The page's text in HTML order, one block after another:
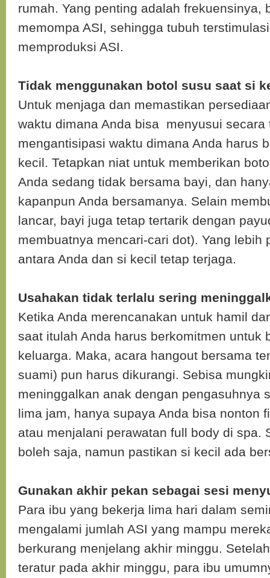
rumah. Yang penting adalah frekuensinya,
memompa ASI, sehingga tubuh
memproduksi ASI.
Tidak menggunakan botol susu saat si
Untuk menjaga dan memastikan
waktu dimana Anda bisa menyusui secara
mengantisipasi waktu dimana Anda harus
kecil. Tetapkan niat untuk memberikan
Anda sedang tidak bersama bayi, dan
kapanpun Anda bersamanya. Selain
lancar, bayi juga tetap tertarik dengan
membuatnya mencari-cari dot). Yang lebih
antara Anda dan si kecil tetap terjaga.
Usahakan tidak terlalu sering
Ketika Anda merencanakan untuk hamil
saat itulah Anda harus berkomitmen untuk
keluarga. Maka, acara hangout bersama
suami) pun harus dikurangi. Sebisa
meninggalkan anak dengan pengasuhnya
lima jam, hanya supaya Anda bisa nonton
atau menjalani perawatan full body di spa.
boleh saja, namun pastikan si kecil ada
Gunakan akhir pekan sebagai sesi
Para ibu yang bekerja lima hari dalam
mengalami jumlah ASI yang mampu
berkurang menjelang akhir minggu.
teratur pada akhir minggu, para ibu